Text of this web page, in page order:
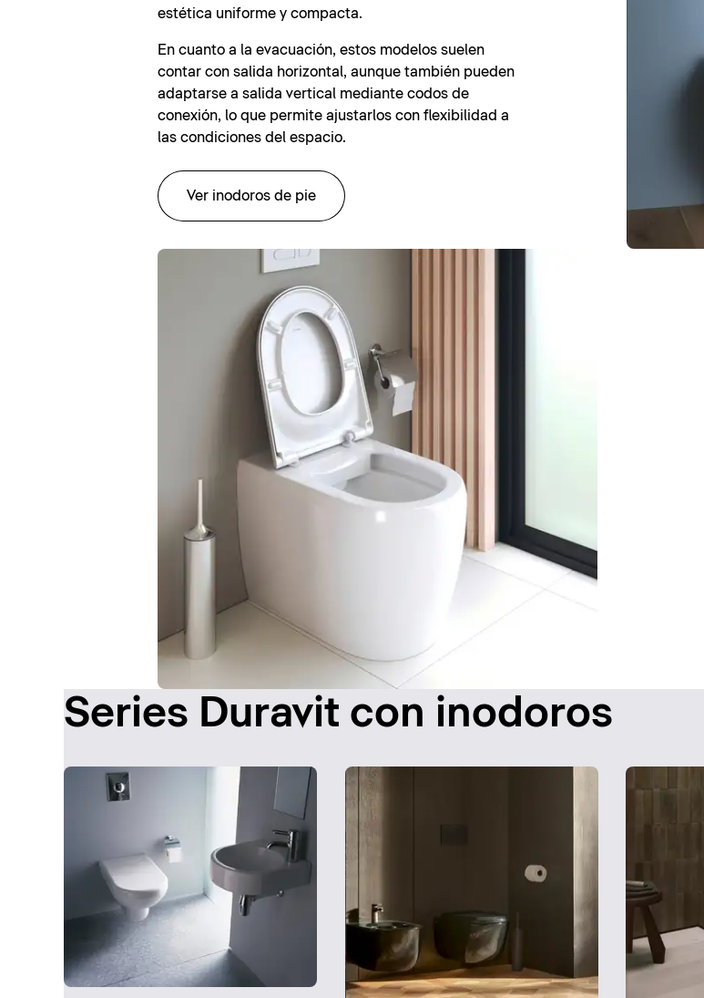
estética uniforme y compacta.
En cuanto a la evacuación, estos modelos suelen
contar con salida horizontal, aunque también pueden
adaptarse a salida vertical mediante codos de
conexión, lo que permite ajustarlos con flexibilidad a
las condiciones del espacio.
Ver inodoros de pie
Series Duravit con inodoros